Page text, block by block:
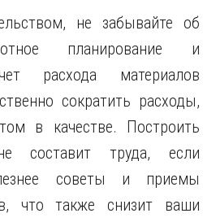
не забывайте об
планирование и
расхода материалов
сократить расходы,
в качестве. Построить
составит труда, если
советы и приемы
что также снизит ваши